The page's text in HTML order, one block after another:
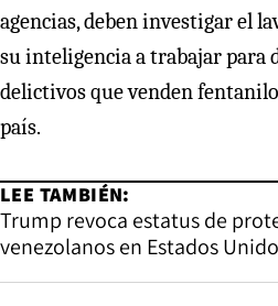
agencias, deben investigar el
su inteligencia a trabajar para
delictivos que venden
país.
LEE TAMBIÉN:
Trump revoca estatus de
venezolanos en Estados